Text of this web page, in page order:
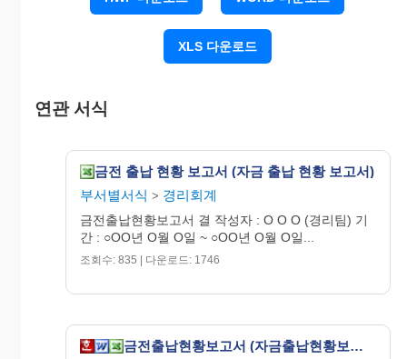
누 계
XLS 다운로드
연관 서식
금전 출납 현황 보고서 (자금 출납 현황 보고서)
부서별서식 > 경리회계
금전출납현황보고서 결 작성자 : O O O (경리팀) 기
간 : ○OO년 O월 O일 ~ ○OO년 O월 O일...
조회수: 835 | 다운로드: 1746
금전출납현황보고서 (자금출납현황보고서)